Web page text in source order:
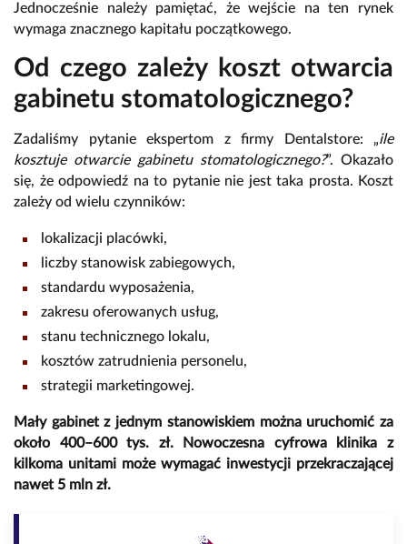
Jednocześnie należy pamiętać, że wejście na ten rynek
wymaga znacznego kapitału początkowego.
Od czego zależy koszt otwarcia
gabinetu stomatologicznego?
Zadaliśmy pytanie ekspertom z firmy Dentalstore: „ile
kosztuje otwarcie gabinetu stomatologicznego?”. Okazało
się, że odpowiedź na to pytanie nie jest taka prosta. Koszt
zależy od wielu czynników:
lokalizacji placówki,
liczby stanowisk zabiegowych,
standardu wyposażenia,
zakresu oferowanych usług,
stanu technicznego lokalu,
kosztów zatrudnienia personelu,
strategii marketingowej.
Mały gabinet z jednym stanowiskiem można uruchomić za
około 400–600 tys. zł. Nowoczesna cyfrowa klinika z
kilkoma unitami może wymagać inwestycji przekraczającej
nawet 5 mln zł.